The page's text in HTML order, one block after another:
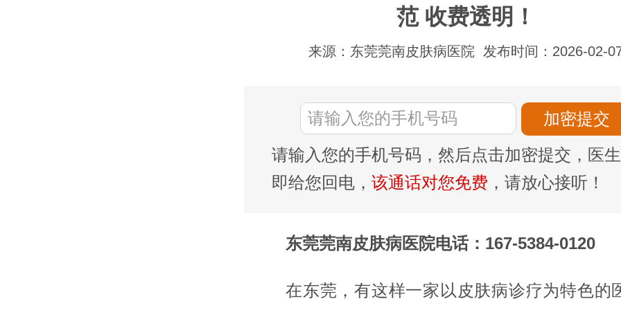
范 收费透明！
来源：东莞莞南皮肤病医院 发布时间：2026-02-
请输入您的手机号码，然后点击加密提交，医
即给您回电， 该通话对您免费 ，请放心接听！
东莞莞南皮肤病医院电话：167-5384-0120
在东莞，有这样一家以皮肤病诊疗为特色